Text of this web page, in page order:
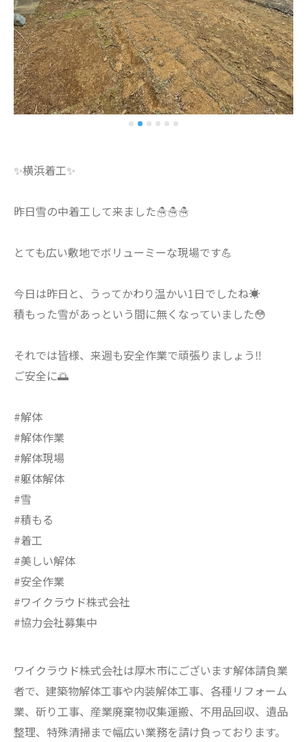
✨横浜着工✨
昨日雪の中着工して来ました☃️☃️☃️
とても広い敷地でボリューミーな現場です💪
今日は昨日と、うってかわり温かい1日でしたね☀️
積もった雪があっという間に無くなっていました😳
それでは皆様、来週も安全作業で頑張りましょう‼️
ご安全に🌅
#解体
#解体作業
#解体現場
#躯体解体
#雪
#積もる
#着工
#美しい解体
#安全作業
#ワイクラウド株式会社
#協力会社募集中
ワイクラウド株式会社は厚木市にございます解体請負業
者で、建築物解体工事や内装解体工事、各種リフォーム
業、斫り工事、産業廃棄物収集運搬、不用品回収、遺品
整理、特殊清掃まで幅広い業務を請け負っております。